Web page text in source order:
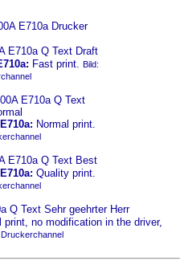
Fast print. Bild:
Normal print.
Quality print.
print, no modification in the driver,
Druckerchannel